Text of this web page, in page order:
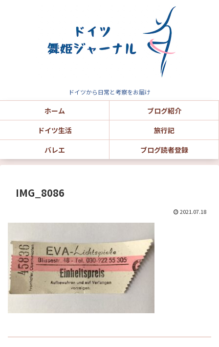
ドイツから日常と考察をお届け
ホーム
ブログ紹介
ドイツ生活
旅行記
バレエ
ブログ読者登録
IMG_8086
2021.07.18